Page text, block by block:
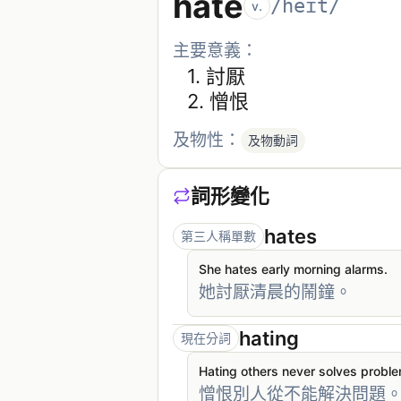
v. /heɪt/
主要意義：
1. 討厭
2. 憎恨
及物性： 及物動詞
詞形變化
第三人稱單數 hates
She hates early morning alarms.
她討厭清晨的鬧鐘。
現在分詞 hating
Hating others never solves
憎恨別人從不能解決問題。